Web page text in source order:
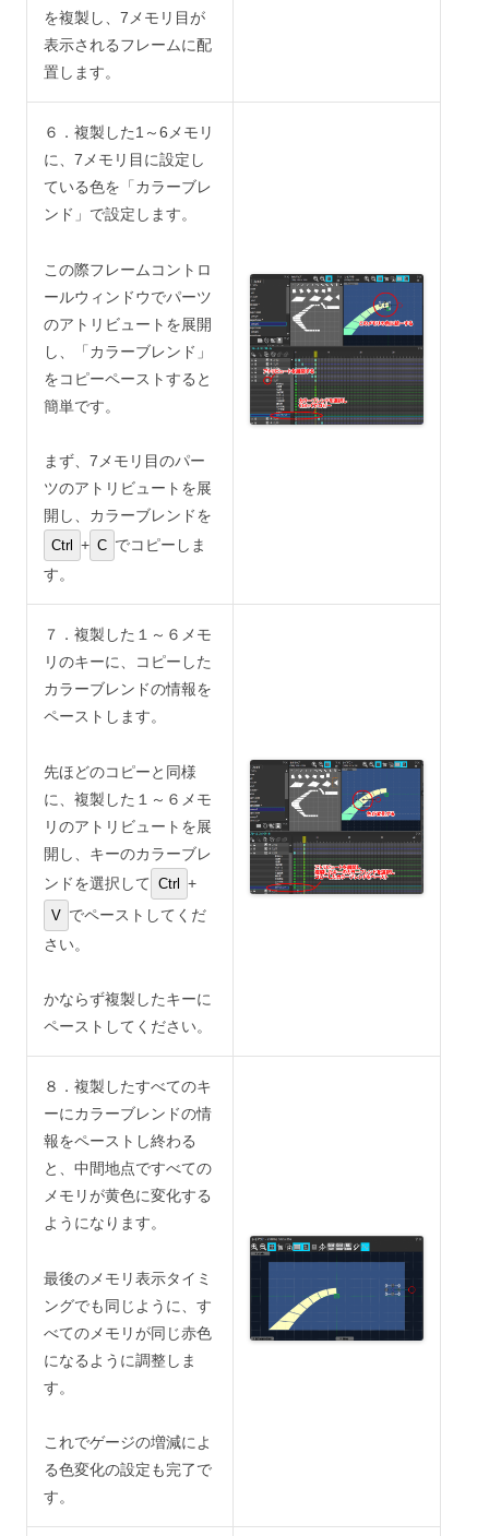
を複製し、7メモリ目が
表示されるフレームに配
置します。
６．複製した1～6メモリ
に、7メモリ目に設定し
ている色を「カラーブレ
ンド」で設定します。
この際フレームコントロ
ールウィンドウでパーツ
のアトリビュートを展開
し、「カラーブレンド」
をコピーペーストすると
簡単です。
まず、7メモリ目のパー
ツのアトリビュートを展
開し、カラーブレンドを
Ctrl + C でコピーしま
す。
７．複製した１～６メモ
リのキーに、コピーした
カラーブレンドの情報を
ペーストします。
先ほどのコピーと同様
に、複製した１～６メモ
リのアトリビュートを展
開し、キーのカラーブレ
ンドを選択して Ctrl +
V でペーストしてくだ
さい。
かならず複製したキーに
ペーストしてください。
８．複製したすべてのキ
ーにカラーブレンドの情
報をペーストし終わる
と、中間地点ですべての
メモリが黄色に変化する
ようになります。
最後のメモリ表示タイミ
ングでも同じように、す
べてのメモリが同じ赤色
になるように調整しま
す。
これでゲージの増減によ
る色変化の設定も完了で
す。